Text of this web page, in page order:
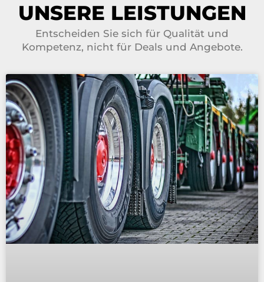
UNSERE LEISTUNGEN
Entscheiden Sie sich für Qualität und
Kompetenz, nicht für Deals und Angebote.